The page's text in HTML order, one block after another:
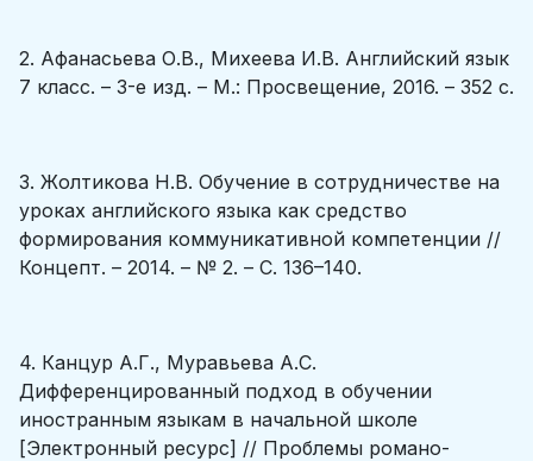
2. Афанасьева О.В., Михеева И.В. Английский язык
7 класс. – 3-е изд. – М.: Просвещение, 2016. – 352 с.
3. Жолтикова Н.В. Обучение в сотрудничестве на
уроках английского языка как средство
формирования коммуникативной компетенции //
Концепт. – 2014. – № 2. – С. 136–140.
4. Канцур А.Г., Муравьева А.С.
Дифференцированный подход в обучении
иностранным языкам в начальной школе
[Электронный ресурс] // Проблемы романо-